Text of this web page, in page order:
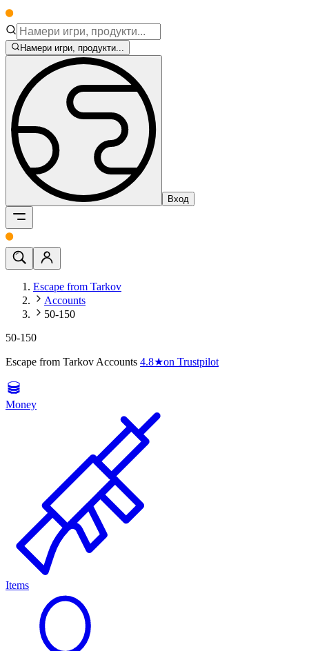
Намери игри, продукти...
Вход
Escape from Tarkov
Accounts
50-150
50-150
Escape from Tarkov Accounts 4.8★on Trustpilot
Money
Items